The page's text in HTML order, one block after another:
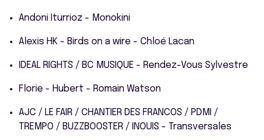
Andoni Iturrioz - Monokini
Alexis HK - Birds on a wire - Chloé Lacan
IDEAL RIGHTS / BC MUSIQUE - Rendez-Vous Sylvestre
Florie - Hubert - Romain Watson
AJC / LE FAIR / CHANTIER DES FRANCOS / PDMI /
TREMPO / BUZZBOOSTER / INOUIS - Transversales